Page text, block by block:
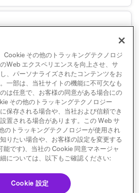
変数
ア
Cookie その他のトラッキングテクノロジ
Web エクスペリエンスを向上させ、サ
、パーソナライズされたコンテンツをお
一部は、当社サイトの機能に不可欠なも
は任意で、お客様の同意がある場合にの
その他のトラッキングテクノロジー
保存される場合や、当社および信頼でき
置される場合があります。この Web サ
のトラッキングテクノロジーが使用され
りたい場合や、お客様の設定を変更する
能です)、当社の Cookie 同意マネージャ
については、以下もご確認ください:
Cookie 設定